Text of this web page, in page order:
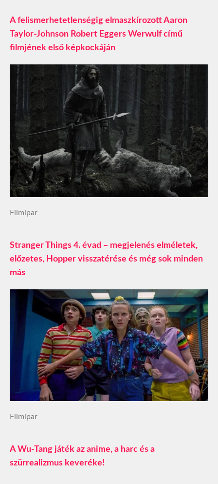
A felismerhetetlenségig elmaszkírozott Aaron
Taylor-Johnson Robert Eggers Werwulf című
filmjének első képkockáján
Filmipar
Stranger Things 4. évad – megjelenés elméletek,
előzetes, Hopper visszatérése és még sok minden
más
Filmipar
A Wu-Tang játék az anime, a harc és a
szürrealizmus keveréke!